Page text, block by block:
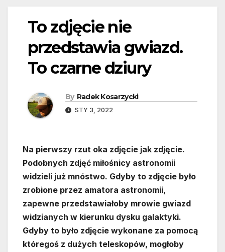
To zdjęcie nie
przedstawia gwiazd.
To czarne dziury
By Radek Kosarzycki
STY 3, 2022
Na pierwszy rzut oka zdjęcie jak zdjęcie.
Podobnych zdjęć miłośnicy astronomii
widzieli już mnóstwo. Gdyby to zdjęcie było
zrobione przez amatora astronomii,
zapewne przedstawiałoby mrowie gwiazd
widzianych w kierunku dysku galaktyki.
Gdyby to było zdjęcie wykonane za pomocą
któregoś z dużych teleskopów, mogłoby